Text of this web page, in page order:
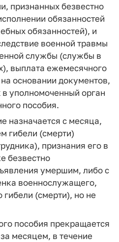
признанных безвестно
обязанностей
обязанностей), и
военной травмы
службы (службы в
выплата ежемесячного
основании документов,
уполномоченный орган
пособия.
назначается с месяца,
гибели (смерти)
признания его в
безвестно
умершим, либо с
военнослужащего,
гибели (смерти), но не
пособия прекращается
месяцем, в течение